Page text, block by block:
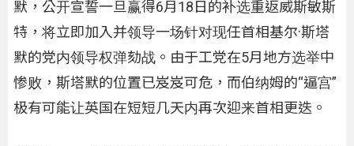
默，公开宣誓一旦赢得6月18日的补选重返威斯敏斯
特，将立即加入并领导一场针对现任首相基尔·斯塔
默的党内领导权弹劾战。由于工党在5月地方选举中
惨败，斯塔默的位置已岌岌可危，而伯纳姆的“逼宫”
极有可能让英国在短短几天内再次迎来首相更迭。